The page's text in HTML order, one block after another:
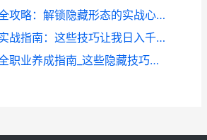
逆水寒撑伞变身全攻略：解锁隐藏形态的实战心得
逆水寒挖山挖大实战指南：这些技巧让我日入千金
神器衍生逆水寒全职业养成指南_这些隐藏技巧你一定要知道_